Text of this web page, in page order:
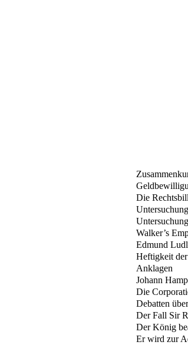
Die
Walker’s
Edmund
Heftigkeit
Anklagen
Johann
Die
Debatten
Der Fall Sir
Der König
Er wird zur